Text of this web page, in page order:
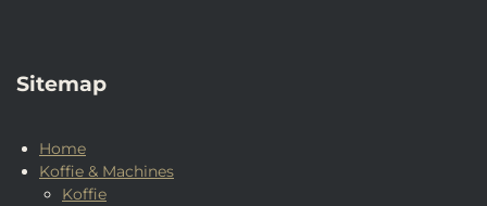
Sitemap
Home
Koffie & Machines
Koffie